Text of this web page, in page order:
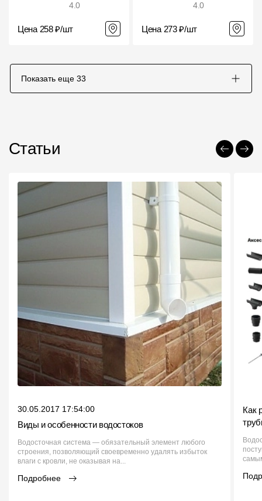
4.0
Цена 258 ₽/шт
4.0
Цена 273 ₽/шт
Показать еще 33
Статьи
30.05.2017 17:54:00
Виды и особенности водостоков
Водосточная система — обязательный элемент любого
строения, позволяющий своевременно удалять избыток
влаги с кровли, не оказывая на...
Подробнее
Как